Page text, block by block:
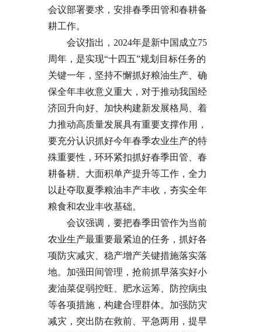
会议部署要求，安排春季田管和春耕备
耕工作。
会议指出，2024年是新中国成立75
周年，是实现“十四五”规划目标任务的
关键一年，坚持不懈抓好粮油生产、确
保全年丰收意义重大，对于推动我国经
济回升向好、加快构建新发展格局、着
力推动高质量发展具有重要支撑作用，
要充分认识抓好今年春季农业生产的特
殊重要性，环环紧扣抓好春季田管、春
耕备耕、大面积单产提升等工作，全力
以赴夺取夏季粮油丰产丰收，夯实全年
粮食和农业丰收基础。
会议强调，要把春季田管作为当前
农业生产最重要最紧迫的任务，抓好各
项防灾减灾、稳产增产关键措施落实落
地。加强田间管理，抢前抓早落实好小
麦油菜促弱控旺、肥水运筹、防控病虫
等各项措施，构建合理群体。加强防灾
减灾，突出防在救前、平急两用，提早